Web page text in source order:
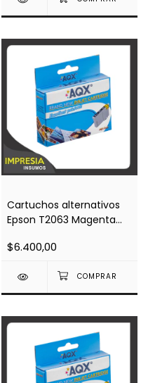
Cartuchos alternativos
Epson T2063 Magenta
$6.400,00